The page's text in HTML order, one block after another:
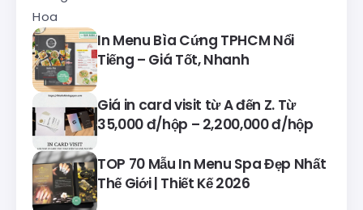
In Menu Bìa Cứng TPHCM Nổi
Tiếng – Giá Tốt, Nhanh
Giá in card visit từ A đến Z. Từ
35,000 đ/hộp – 2,200,000 đ/hộp
TOP 70 Mẫu In Menu Spa Đẹp Nhất
Thế Giới | Thiết Kế 2026